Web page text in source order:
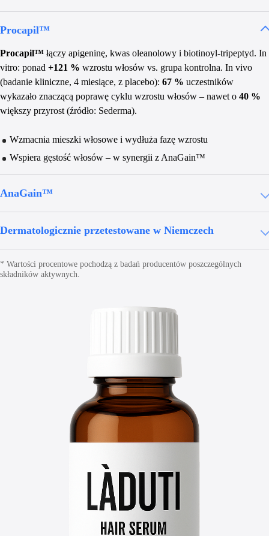
Procapil™
Procapil™ łączy apigeninę, kwas oleanolowy i biotinoyl-tripeptyd. In
vitro: ponad +121 % wzrostu włosów vs. grupa kontrolna. In vivo
(badanie kliniczne, 4 miesiące, z placebo): 67 % uczestników
wykazało znaczącą poprawę cyklu wzrostu włosów – nawet o 40 %
większy przyrost (źródło: Sederma).
Wzmacnia mieszki włosowe i wydłuża fazę wzrostu
Wspiera gęstość włosów – w synergii z AnaGain™
AnaGain™
Dermatologicznie przetestowane w Niemczech
* Wartości procentowe pochodzą z badań producentów poszczególnych
składników aktywnych.